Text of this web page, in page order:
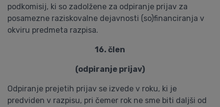
podkomisij, ki so zadolžene za odpiranje prijav za
posamezne raziskovalne dejavnosti (so)financiranja v
okviru predmeta razpisa.
16. člen
(odpiranje prijav)
Odpiranje prejetih prijav se izvede v roku, ki je
predviden v razpisu, pri čemer rok ne sme biti daljši od